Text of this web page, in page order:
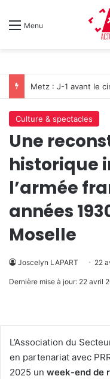
Menu
Metz : J-1 avant le
Culture & spectacles
Une
historique
l’armée
années
Moselle
Joscelyn LAPART 22
Dernière mise à jour: 22 avril
L’Association du
en partenariat avec
2025 un week-end de